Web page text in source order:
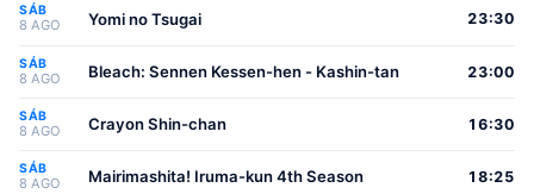
SÁB
8 AGO Yomi no Tsugai 23:30
SÁB
8 AGO Bleach: Sennen Kessen-hen - Kashin-tan 23:00
SÁB
8 AGO Crayon Shin-chan 16:30
SÁB
8 AGO Mairimashita! Iruma-kun 4th Season 18:25